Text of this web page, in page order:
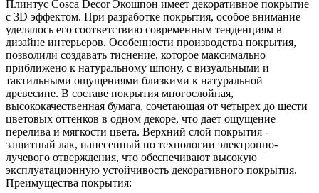
Плинтус Cosca Decor Экошпон имеет декоративное покрытие
c 3D эффектом. При разработке покрытия, особое внимание
уделялось его соответствию современным тенденциям в
дизайне интерьеров. Особенности производства покрытия,
позволили создавать тиснение, которое максимально
приближено к натуральному шпону, с визуальными и
тактильными ощущениями близкими к натуральной
древесине. В составе покрытия многослойная,
высококачественная бумага, сочетающая от четырех до шести
цветовых оттенков в одном декоре, что дает ощущение
перелива и мягкости цвета. Верхний слой покрытия -
защитный лак, нанесенный по технологии электронно-
лучевого отверждения, что обеспечивают высокую
эксплуатационную устойчивость декоративного покрытия.
Преимущества покрытия: